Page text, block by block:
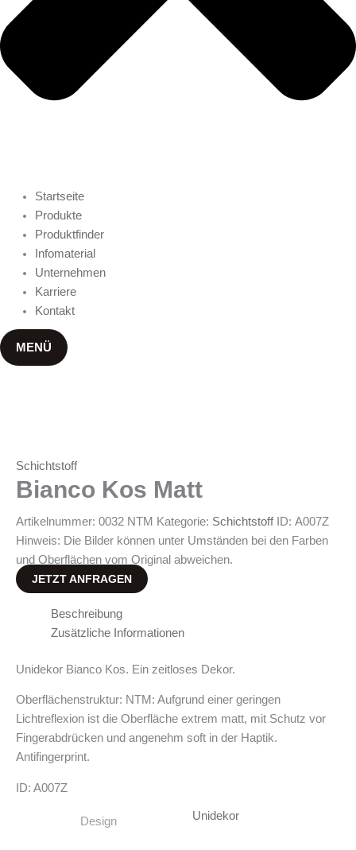
Startseite
Produkte
Produktfinder
Infomaterial
Unternehmen
Karriere
Kontakt
MENÜ
Schichtstoff
Bianco Kos Matt
Artikelnummer: 0032 NTM Kategorie: Schichtstoff ID: A007Z
Hinweis: Die Bilder können unter Umständen bei den Farben
und Oberflächen vom Original abweichen.
JETZT ANFRAGEN
Beschreibung
Zusätzliche Informationen
Unidekor Bianco Kos. Ein zeitloses Dekor.
Oberflächenstruktur: NTM: Aufgrund einer geringen
Lichtreflexion ist die Oberfläche extrem matt, mit Schutz vor
Fingerabdrücken und angenehm soft in der Haptik.
Antifingerprint.
ID: A007Z
Design Unidekor